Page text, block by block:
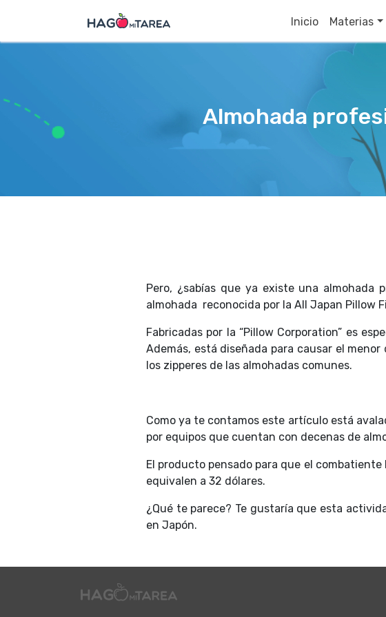
Inicio Materias
Almohada
Pero, ¿sabías que ya existe una
almohada reconocida por la All Japan Pillow
Fabricadas por la “Pillow Corporation” es
Además, está diseñada para causar el
los zipperes de las almohadas comunes.
Como ya te contamos este artículo está
por equipos que cuentan con decenas de
El producto pensado para que el
equivalen a 32 dólares.
¿Qué te parece? Te gustaría que esta
en Japón.